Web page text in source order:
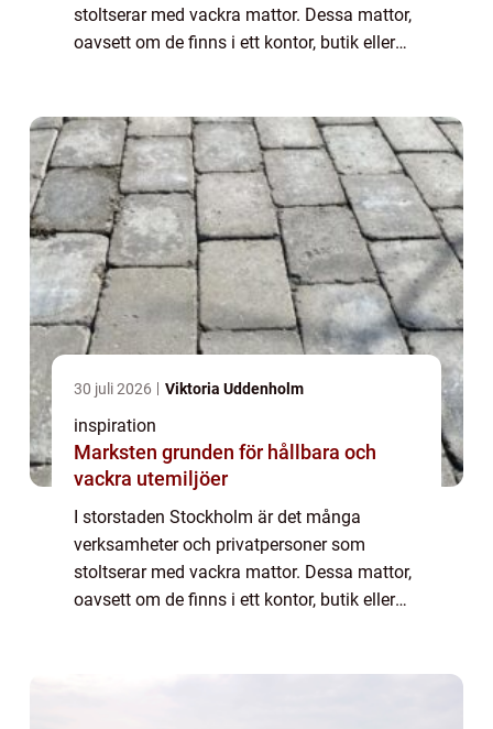
stoltserar med vackra mattor. Dessa mattor,
oavsett om de finns i ett kontor, butik eller
30 juli 2026 Viktoria Uddenholm
inspiration
Marksten grunden för hållbara och
vackra utemiljöer
I storstaden Stockholm är det många
verksamheter och privatpersoner som
stoltserar med vackra mattor. Dessa mattor,
oavsett om de finns i ett kontor, butik eller